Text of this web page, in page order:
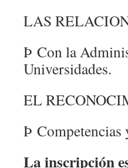
LAS
Þ Con la
Universidades.
EL
Þ Competencias
La inscripción